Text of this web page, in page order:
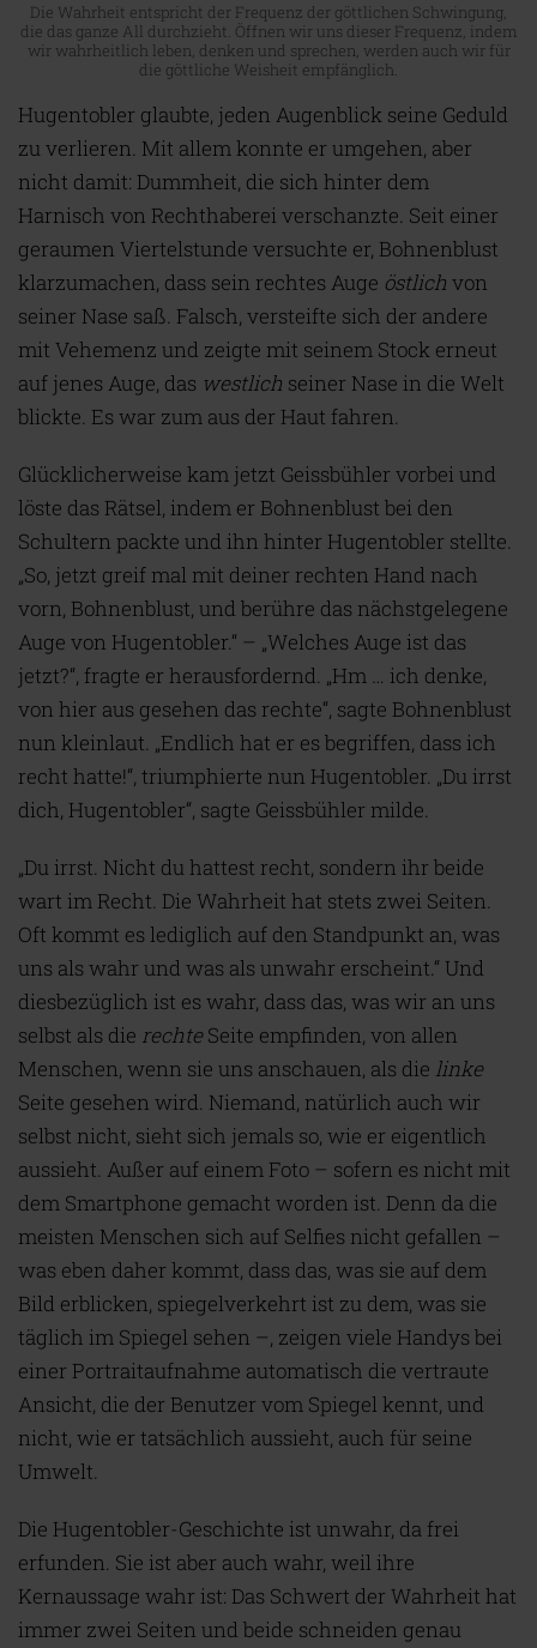
Die Wahrheit entspricht der Frequenz der göttlichen Schwingung,
die das ganze All durchzieht. Öffnen wir uns dieser Frequenz, indem
wir wahrheitlich leben, denken und sprechen, werden auch wir für
die göttliche Weisheit empfänglich.
Hugentobler glaubte, jeden Augenblick seine Geduld
zu verlieren. Mit allem konnte er umgehen, aber
nicht damit: Dummheit, die sich hinter dem
Harnisch von Rechthaberei verschanzte. Seit einer
geraumen Viertelstunde versuchte er, Bohnenblust
klarzumachen, dass sein rechtes Auge östlich von
seiner Nase saß. Falsch, versteifte sich der andere
mit Vehemenz und zeigte mit seinem Stock erneut
auf jenes Auge, das westlich seiner Nase in die Welt
blickte. Es war zum aus der Haut fahren.
Glücklicherweise kam jetzt Geissbühler vorbei und
löste das Rätsel, indem er Bohnenblust bei den
Schultern packte und ihn hinter Hugentobler stellte.
„So, jetzt greif mal mit deiner rechten Hand nach
vorn, Bohnenblust, und berühre das nächstgelegene
Auge von Hugentobler.“ – „Welches Auge ist das
jetzt?“, fragte er herausfordernd. „Hm … ich denke,
von hier aus gesehen das rechte“, sagte Bohnenblust
nun kleinlaut. „Endlich hat er es begriffen, dass ich
recht hatte!“, triumphierte nun Hugentobler. „Du irrst
dich, Hugentobler“, sagte Geissbühler milde.
„Du irrst. Nicht du hattest recht, sondern ihr beide
wart im Recht. Die Wahrheit hat stets zwei Seiten.
Oft kommt es lediglich auf den Standpunkt an, was
uns als wahr und was als unwahr erscheint.“ Und
diesbezüglich ist es wahr, dass das, was wir an uns
selbst als die rechteSeite empfinden, von allen
Menschen, wenn sie uns anschauen, als die linke
Seite gesehen wird. Niemand, natürlich auch wir
selbst nicht, sieht sich jemals so, wie er eigentlich
aussieht. Außer auf einem Foto – sofern es nicht mit
dem Smartphone gemacht worden ist. Denn da die
meisten Menschen sich auf Selfies nicht gefallen –
was eben daher kommt, dass das, was sie auf dem
Bild erblicken, spiegelverkehrt ist zu dem, was sie
täglich im Spiegel sehen –, zeigen viele Handys bei
einer Portraitaufnahme automatisch die vertraute
Ansicht, die der Benutzer vom Spiegel kennt, und
nicht, wie er tatsächlich aussieht, auch für seine
Umwelt.
Die Hugentobler-Geschichte ist unwahr, da frei
erfunden. Sie ist aber auch wahr, weil ihre
Kernaussage wahr ist: Das Schwert der Wahrheit hat
immer zwei Seiten und beide schneiden genau